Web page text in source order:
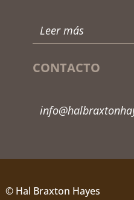
Leer más
CONTACTO
© Hal Braxton Hayes